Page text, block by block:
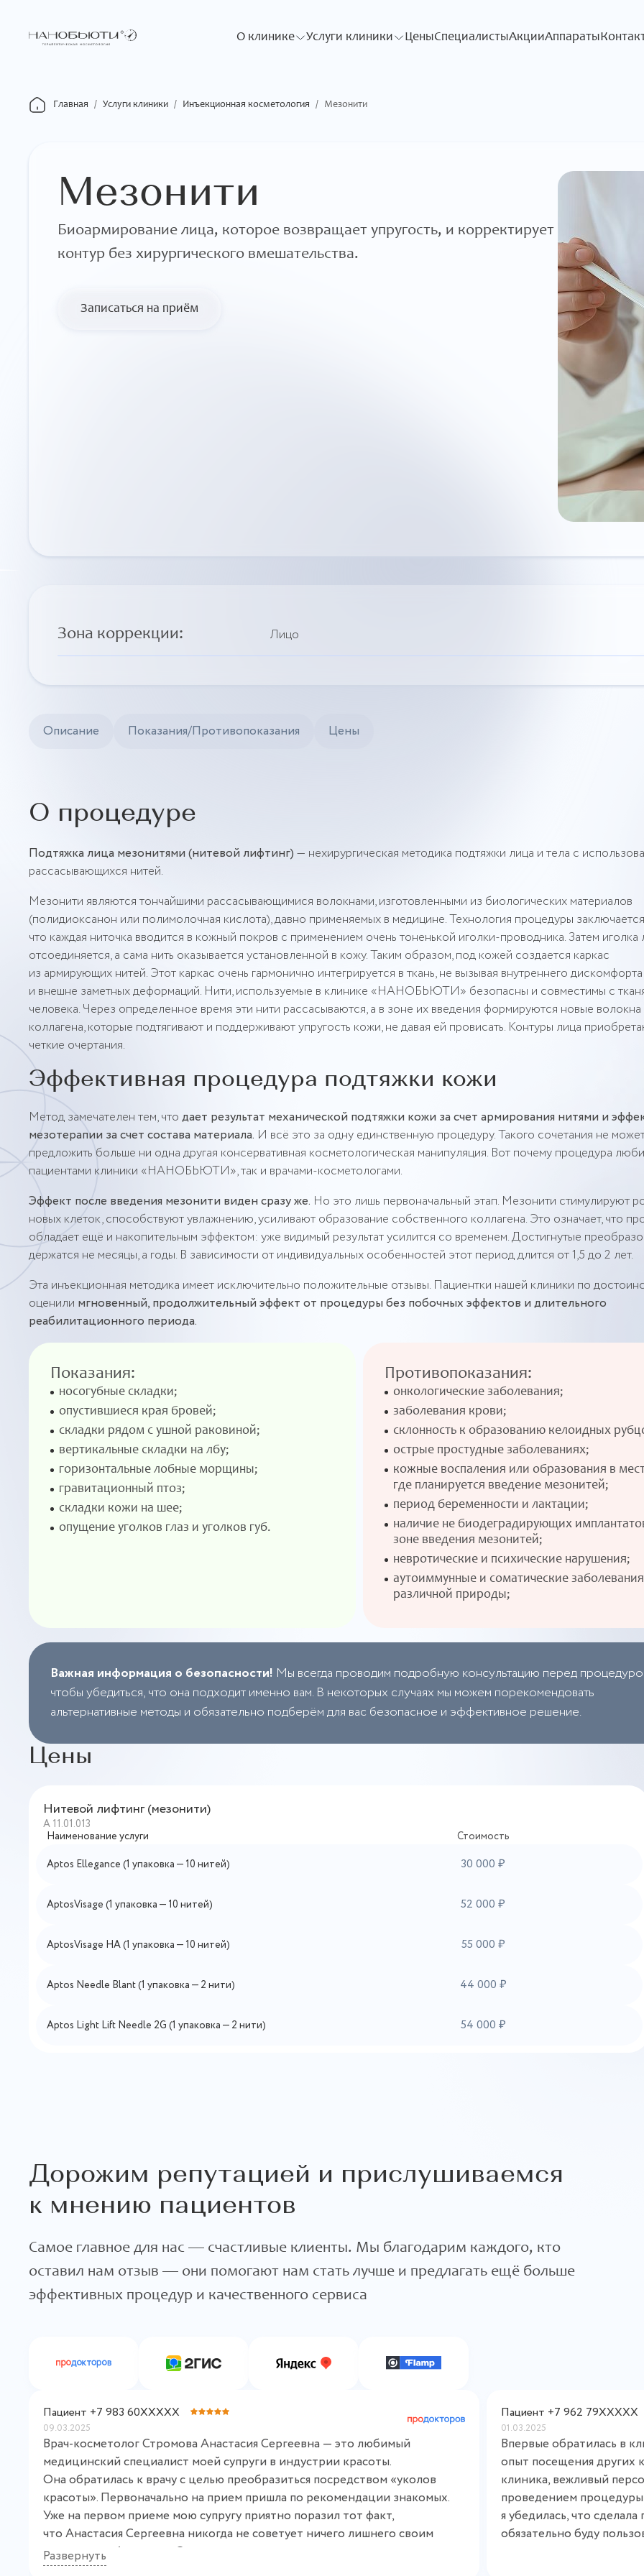
О клинике Услуги клиники ЦеныСпециалистыАкцииАппараты
Главная / Услуги клиники / Инъекционная косметология / Мезонити
Мезонити
Биоармирование лица, которое возвращает упругость, и корректирует
контур без хирургического вмешательства.
Записаться на приём
Зона коррекции: Лицо
Описание Показания/Противопоказания Цены
О процедуре
Подтяжка лица мезонитями (нитевой лифтинг) — нехирургическая методика подтяжки лица и тела с
рассасывающихся нитей.
Мезонити являются тончайшими рассасывающимися волокнами, изготовленными из биологических материалов
(полидиоксанон или полимолочная кислота), давно применяемых в медицине. Технология процедуры
что каждая ниточка вводится в кожный покров с применением очень тоненькой иголки-проводника. Затем иголка
отсоединяется, а сама нить оказывается установленной в кожу. Таким образом, под кожей создается каркас
из армирующих нитей. Этот каркас очень гармонично интегрируется в ткань, не вызывая внутреннего дискомфорта
и внешне заметных деформаций. Нити, используемые в клинике «НАНОБЬЮТИ» безопасны и совместимы с
человека. Через определенное время эти нити рассасываются, а в зоне их введения формируются новые волокна
коллагена, которые подтягивают и поддерживают упругость кожи, не давая ей провисать. Контуры лица
четкие очертания.
Эффективная процедура подтяжки кожи
Метод замечателен тем, что дает результат механической подтяжки кожи за счет армирования нитями и
мезотерапии за счет состава материала. И всё это за одну единственную процедуру. Такого сочетания не
предложить больше ни одна другая консервативная косметологическая манипуляция. Вот почему процедура
пациентами клиники «НАНОБЬЮТИ», так и врачами-косметологами.
Эффект после введения мезонити виден сразу же. Но это лишь первоначальный этап. Мезонити стимулируют
новых клеток, способствуют увлажнению, усиливают образование собственного коллагена. Это означает, что
обладает ещё и накопительным эффектом: уже видимый результат усилится со временем. Достигнутые
держатся не месяцы, а годы. В зависимости от индивидуальных особенностей этот период длится от 1,5 до 2 лет.
Эта инъекционная методика имеет исключительно положительные отзывы. Пациентки нашей клиники по
оценили мгновенный, продолжительный эффект от процедуры без побочных эффектов и длительного
реабилитационного периода.
Показания:
носогубные складки;
опустившиеся края бровей;
складки рядом с ушной раковиной;
вертикальные складки на лбу;
горизонтальные лобные морщины;
гравитационный птоз;
складки кожи на шее;
опущение уголков глаз и уголков губ.
Противопоказания:
онкологические заболевания;
заболевания крови;
склонность к образованию келоидных
острые простудные заболеваниях;
кожные воспаления или образования в
где планируется введение мезонитей;
период беременности и лактации;
наличие не биодеградирующих
зоне введения мезонитей;
невротические и психические нарушения;
аутоиммунные и соматические заболевания
различной природы;
Важная информация о безопасности! Мы всегда проводим подробную консультацию перед
чтобы убедиться, что она подходит именно вам. В некоторых случаях мы можем порекомендовать
альтернативные методы и обязательно подберём для вас безопасное и эффективное решение.
Цены
Нитевой лифтинг (мезонити)
А 11.01.013
Наименование услуги
Стоимость
Aptos Ellegance (1 упаковка — 10 нитей)
30 000 ₽
AptosVisage (1 упаковка — 10 нитей) 52 000 ₽
AptosVisage НА (1 упаковка — 10 нитей) 55 000 ₽
Aptos Needle Blant (1 упаковка — 2 нити) 44 000 ₽
Aptos Light Lift Needle 2G (1 упаковка — 2 нити) 54 000 ₽
Дорожим репутацией и прислушиваемся
к мнению пациентов
Самое главное для нас — счастливые клиенты. Мы благодарим каждого, кто
оставил нам отзыв — они помогают нам стать лучше и предлагать ещё больше
эффективных процедур и качественного сервиса
Пациент +7 983 60XXXXX
09.03.2025
Врач-косметолог Стромова Анастасия Сергеевна — это любимый
медицинский специалист моей супруги в индустрии красоты.
Она обратилась к врачу с целью преобразиться посредством «уколов​
красоты». Первоначально на прием пришла по рекомендации знакомых.
Уже на первом приеме мою супругу приятно поразил тот факт,
что Анастасия Сергеевна никогда не советует ничего лишнего своим
пациенткам. Анастасия Сергеевна провела диагностику лица супруги,
после этого доходчиво и профессионально предложила план лечения.
Развернуть
Пациент +7 962 79XXXXX
01.03.2025
Впервые обратилась в
опыт посещения других
клиника, вежливый
проведением процедуры
я убедилась, что
обязательно буду